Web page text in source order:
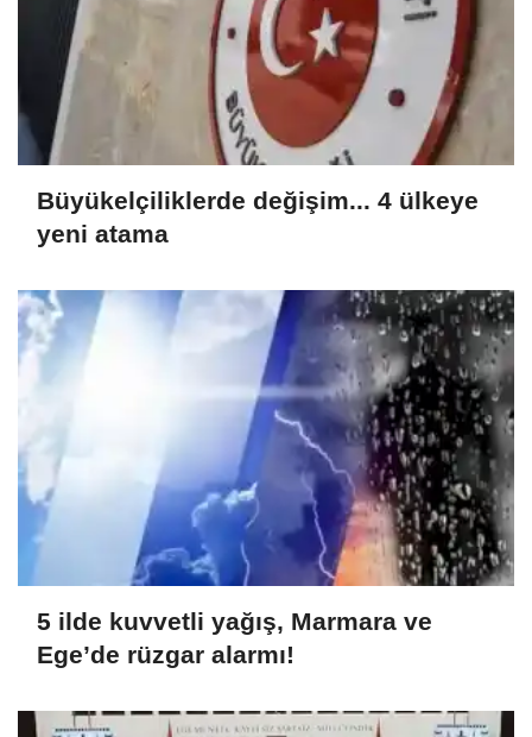
Büyükelçiliklerde değişim... 4 ülkeye
yeni atama
5 ilde kuvvetli yağış, Marmara ve
Ege’de rüzgar alarmı!